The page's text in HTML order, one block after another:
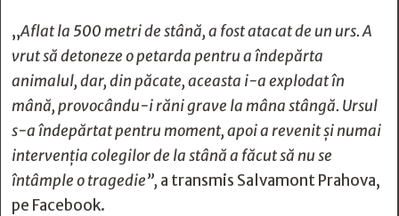
„Aflat la 500 metri de stână, a fost atacat de un urs. A
vrut să detoneze o petarda pentru a îndepărta
animalul, dar, din păcate, aceasta i-a explodat în
mână, provocându-i răni grave la mâna stângă. Ursul
s-a îndepărtat pentru moment, apoi a revenit și numai
intervenția colegilor de la stână a făcut să nu se
întâmple o tragedie”, a transmis Salvamont Prahova,
pe Facebook.